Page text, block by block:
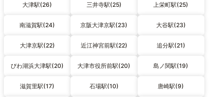
大津駅(26) 三井寺駅(25) 上栄町駅(25)
南滋賀駅(24) 京阪大津京駅(23) 大谷駅(23)
大津京駅(22) 近江神宮前駅(22) 追分駅(21)
びわ湖浜大津駅(20) 大津市役所前駅(20) 島ノ関駅(19)
滋賀里駅(17) 石場駅(10) 唐崎駅(9)